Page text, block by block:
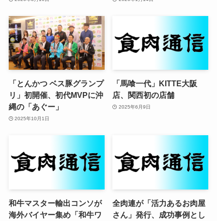
「とんかつ ベス豚グランプ
リ」初開催、初代MVPに沖
縄の「あぐー」
2025年10月1日
「馬喰一代」KITTE大阪
店、関西初の店舗
2025年6月9日
和牛マスター輸出コンソが
海外バイヤー集め「和牛ワ
全肉連が「活力あるお肉屋
さん」発行、成功事例とし